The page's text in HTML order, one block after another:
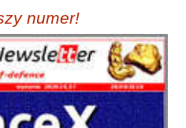
numer!